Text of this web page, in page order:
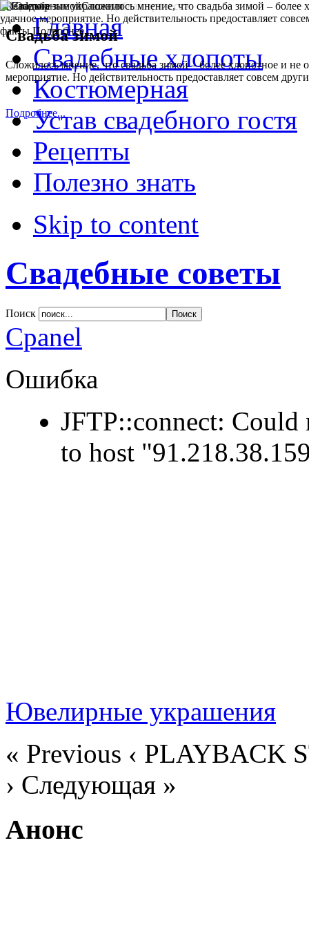
Главная
Свадебные хлопоты
Костюмерная
Устав свадебного гостя
Рецепты
Полезно знать
Skip to content
Свадебные советы
Поиск
Direction
LTR
RTL
Menu Style
Mega Menu
CSS Menu
Split Menu
Apply Reset
Cpanel
Ошибка
JFTP::connect: Could
to host
« Previous ‹ PLAYBACK
› Следующая »
Анонс
Readmore
Свадьба зимой
Сложилось мнение, что свадьба зимой – более хлопотное и не
мероприятие. Но действительность предоставляет совсем
Подробнее...